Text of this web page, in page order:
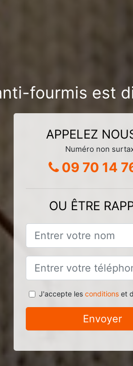
fourmis est
APPELEZ
Numéro non
09 70 14
OU ÊTRE
J'accepte les conditionset
Envoyer